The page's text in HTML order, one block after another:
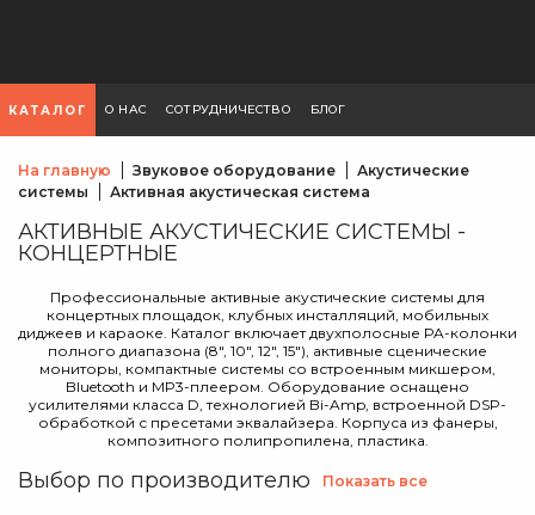
КАТАЛОГ О НАС СОТРУДНИЧЕСТВО БЛОГ
На главную Звуковое оборудование
Акустические
системы
Активная акустическая система
АКТИВНЫЕ АКУСТИЧЕСКИЕ СИСТЕМЫ -
КОНЦЕРТНЫЕ
Профессиональные активные акустические системы для
концертных площадок, клубных инсталляций, мобильных
диджеев и караоке. Каталог включает двухполосные PA-колонки
полного диапазона (8", 10", 12", 15"), активные сценические
мониторы, компактные системы со встроенным микшером,
Bluetooth и MP3-плеером. Оборудование оснащено
усилителями класса D, технологией Bi-Amp, встроенной DSP-
обработкой с пресетами эквалайзера. Корпуса из фанеры,
композитного полипропилена, пластика.
Выбор по производителю Показать все